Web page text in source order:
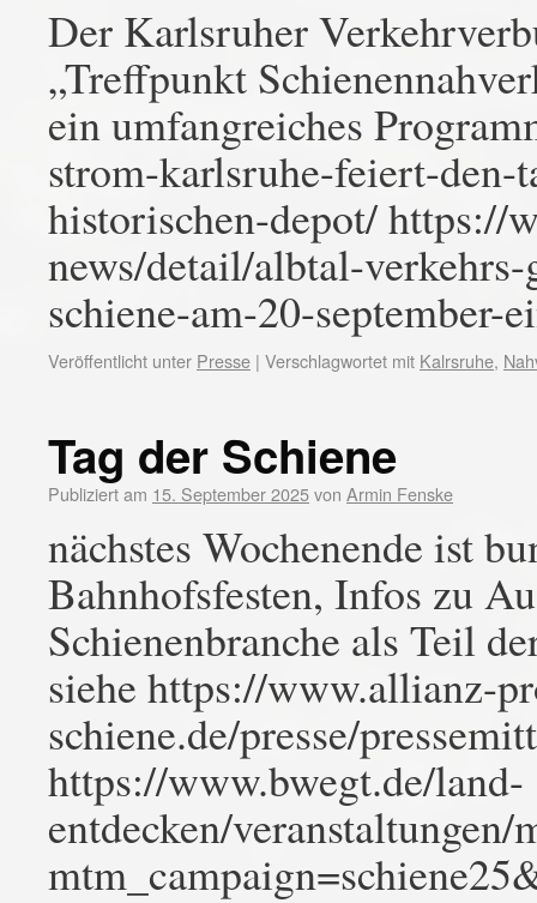
Der Karlsruher
„Treffpunkt
ein umfangreiches
strom-karlsruhe-feiert-den-
historischen-depot/ https://
news/detail/albtal-
schiene-am-20-september-
Veröffentlicht unter Presse | Verschlagwortet mit Kalrsruhe,
Tag der Schiene
Publiziert am 15. September 2025von Armin Fenske
nächstes Wochenende ist
Bahnhofsfesten, Infos zu
Schienenbranche als Teil
siehe https://www.allianz-
schiene.de/presse/
https://www.bwegt.de/land-
entdecken/